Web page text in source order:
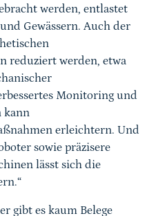
werden, entlastet
Gewässern. Auch der
reduziert werden, etwa
Monitoring und
kann
erleichtern. Und
sowie präzisere
lässt sich die
gibt es kaum Belege